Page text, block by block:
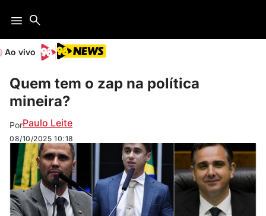
Ao vivo
Quem tem o zap na política
mineira?
PorPaulo Leite
08/10/2025 10:18